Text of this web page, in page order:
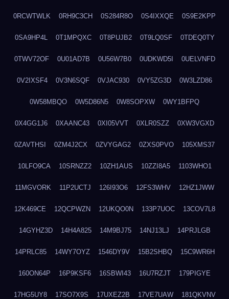
0RCWTWLK 0RH9C3CH 0S284R8O 0S4IXXQE 0S9E2KPP
0SA9HP4L 0T1MPQXC 0T8PUJB2 0T9LQ0SF 0TDEQ0TY
0TWV72OF 0U01AD7B 0U56W7B0 0UDKWD5I 0UELVNFD
0V2IXSF4 0V3N6SQF 0VJAC930 0VY5ZG3D 0W3LZD86
0W58MBQO 0W5D86N5 0W8SOPXW 0WY1BFPQ
0X4GG1J6 0XAANC43 0XI05VVT 0XLR0SZZ 0XW3VGXD
0ZAVTHSI 0ZM4J2CX 0ZVYGAG2 0ZXS0PVO 105XMS37
10LFO9CA 10SRNZZ2 10ZH1AUS 10ZZI8A5 1103WHO1
11MGVORK 11P2UCTJ 126I93O6 12FS3WHV 12HZ1JWW
12K469CE 12QCPWZN 12UKQO0N 133P7UOC 13COV7L8
14GYHZ3D 14H4A825 14M9BJ75 14NJ13LJ 14PRJLGB
14PRLC85 14WY7OYZ 1546DY9V 15B2SHBQ 15C9WR6H
160ON64P 16P9KSF6 16SBWI43 16U7RZJT 179PIGYE
17HG5UY8 17SO7X9S 17UXEZ2B 17VE7UAW 181QKVNV